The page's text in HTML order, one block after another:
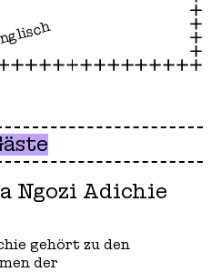
Ngozi Adichie
gehört zu den
der